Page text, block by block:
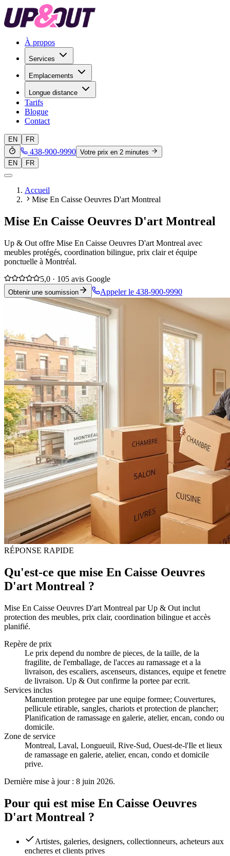
À propos
Services
Emplacements
Longue distance
Tarifs
Blogue
Contact
EN FR
438-900-9990 Votre prix en 2 minutes
EN
FR
Accueil
Mise En Caisse Oeuvres D'art Montreal
Mise En Caisse Oeuvres D'art Montreal
Up & Out offre Mise En Caisse Oeuvres D'art Montreal avec
meubles protégés, coordination bilingue, prix clair et équipe
ponctuelle à Montréal.
5,0 · 105 avis Google
Obtenir une soumission Appeler le 438-900-9990
RÉPONSE RAPIDE
Qu'est-ce que mise En Caisse Oeuvres
D'art Montreal ?
Mise En Caisse Oeuvres D'art Montreal par Up & Out inclut
protection des meubles, prix clair, coordination bilingue et accès
planifié.
Repère de prix
Le prix depend du nombre de pieces, de la taille, de la
fragilite, de l'emballage, de l'acces au ramassage et a la
livraison, des escaliers, ascenseurs, distances, equipe et fenetre
de livraison. Up & Out confirme la portee par ecrit.
Services inclus
Manutention protegee par une equipe formee; Couvertures,
pellicule etirable, sangles, chariots et protection de plancher;
Planification de ramassage en galerie, atelier, encan, condo ou
domicile.
Zone de service
Montreal, Laval, Longueuil, Rive-Sud, Ouest-de-l'Ile et lieux
de ramassage en galerie, atelier, encan, condo et domicile
prive.
Dernière mise à jour : 8 juin 2026.
Pour qui est mise En Caisse Oeuvres
D'art Montreal ?
Artistes, galeries, designers, collectionneurs, acheteurs aux
encheres et clients prives